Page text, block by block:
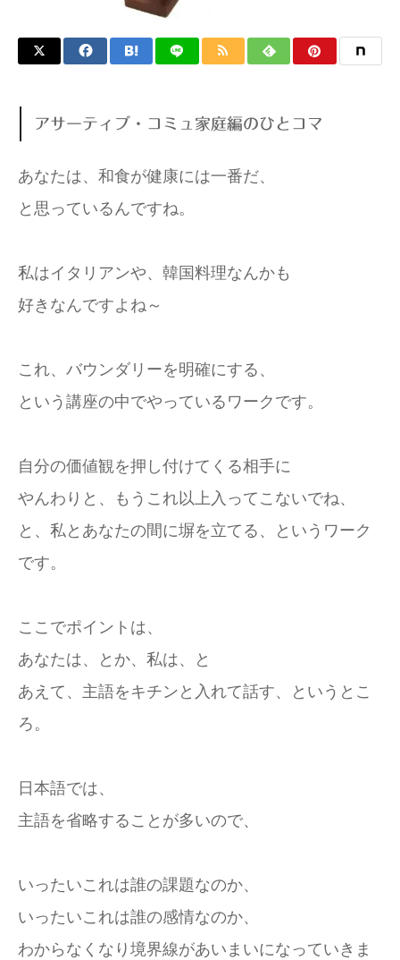
アサーティブ・コミュ家庭編のひとコマ
あなたは、和食が健康には一番だ、
と思っているんですね。
私はイタリアンや、韓国料理なんかも
好きなんですよね～
これ、バウンダリーを明確にする、
という講座の中でやっているワークです。
自分の価値観を押し付けてくる相手に
やんわりと、もうこれ以上入ってこないでね、
と、私とあなたの間に塀を立てる、というワーク
です。
ここでポイントは、
あなたは、とか、私は、と
あえて、主語をキチンと入れて話す、というとこ
ろ。
日本語では、
主語を省略することが多いので、
いったいこれは誰の課題なのか、
いったいこれは誰の感情なのか、
わからなくなり境界線があいまいになっていきま